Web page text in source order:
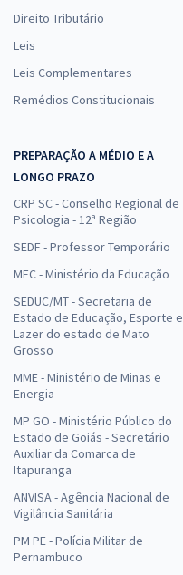
Direito Tributário
Leis
Leis Complementares
Remédios Constitucionais
PREPARAÇÃO A MÉDIO E A
LONGO PRAZO
CRP SC - Conselho Regional de
Psicologia - 12ª Região
SEDF - Professor Temporário
MEC - Ministério da Educação
SEDUC/MT - Secretaria de
Estado de Educação, Esporte e
Lazer do estado de Mato
Grosso
MME - Ministério de Minas e
Energia
MP GO - Ministério Público do
Estado de Goiás - Secretário
Auxiliar da Comarca de
Itapuranga
ANVISA - Agência Nacional de
Vigilância Sanitária
PM PE - Polícia Militar de
Pernambuco